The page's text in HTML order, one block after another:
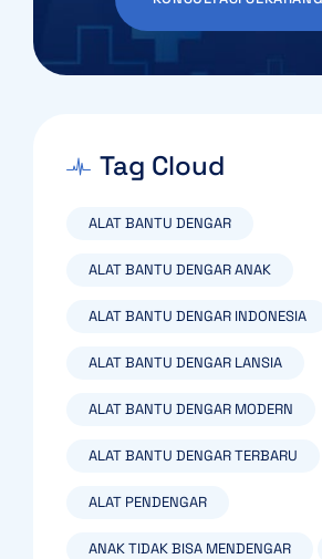
Tag Cloud
ALAT BANTU DENGAR
ALAT BANTU DENGAR ANAK
ALAT BANTU DENGAR INDONESIA
ALAT BANTU DENGAR LANSIA
ALAT BANTU DENGAR MODERN
ALAT BANTU DENGAR TERBARU
ALAT PENDENGAR
ANAK TIDAK BISA MENDENGAR